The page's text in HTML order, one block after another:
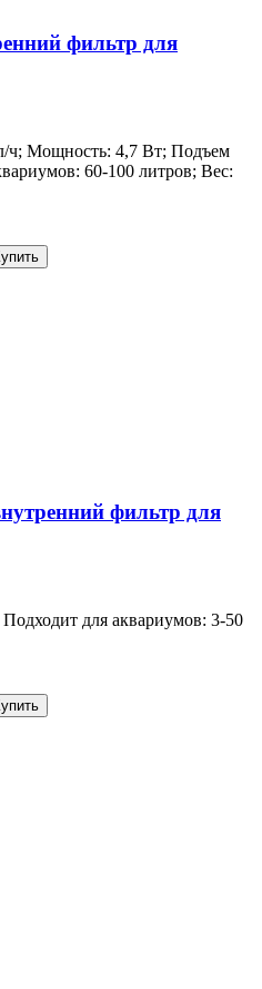
фильтр для
ч; Мощность: 4,7 Вт; Подъем
60-100 литров; Вес:
фильтр для
для аквариумов: 3-50